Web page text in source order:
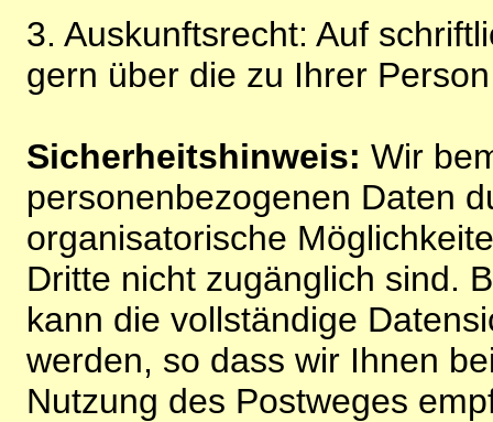
3. Auskunftsrecht: Auf
gern über die zu Ihrer
Sicherheitshinweis: Wir
personenbezogenen Daten
organisatorische
Dritte nicht zugänglich sind.
kann die vollständige
werden, so dass wir Ihnen
Nutzung des Postweges